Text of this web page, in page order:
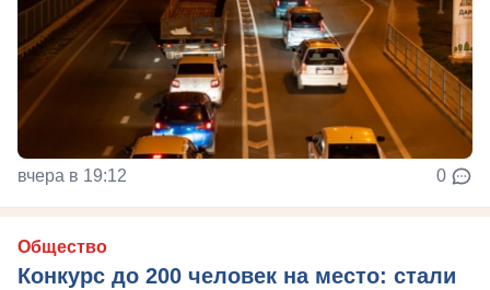
вчера в 19:12 0
Общество
Конкурс до 200 человек на место: стали